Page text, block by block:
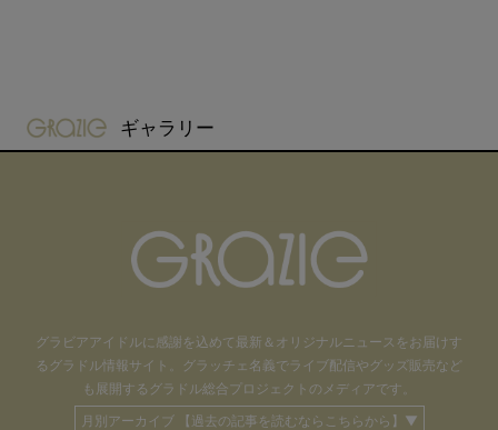
gravure-grazie
ギャラリー
グラビアアイドルに感謝を込めて 最新＆オリジナルニュースをお届けす
るグラドル情報サイト。
グラッチェ名義でライブ配信や グッズ販売など
も 展開するグラドル総合プロジェクトのメディアです。
月別アーカイブ 【過去の記事を読むならこちらから】▼